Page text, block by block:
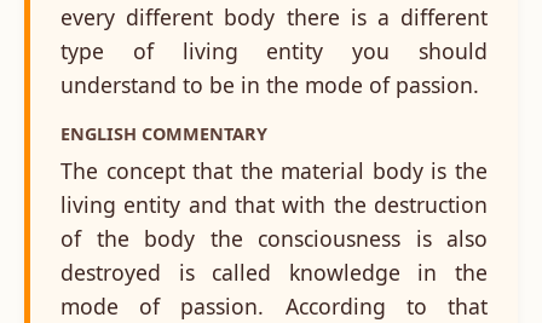
every different body there is a different
type of living entity you should
understand to be in the mode of passion.
ENGLISH COMMENTARY
The concept that the material body is the
living entity and that with the destruction
of the body the consciousness is also
destroyed is called knowledge in the
mode of passion. According to that